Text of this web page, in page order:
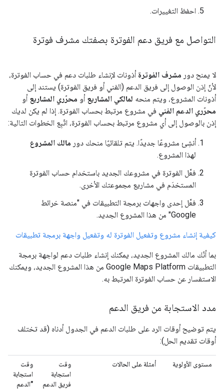
احفظ التغييرات.
التواصل مع فريق دعم الفوترة بصفتك مشرف فوترة
لا يمنح دور مشرف الفوترة أذونات لإنشاء طلبات دعم في حساب الفوترة،
لأنّ إذن الوصول إلى فريق الدعم (الفني أو فريق الفوترة) يستند إلى
أذونات المشروع، ويتم منحه لمالكي المشاريع أو محرّري المشاريع أو
محرّري الدعم الفني في مشروع مرتبط بحساب الفوترة. إذا لم يكن لديك
إذن بالوصول إلى أي مشروع مرتبط بحساب الفوترة، اتّبِع الخطوات التالية:
أنشِئ مشروعًا جديدًا. يتم تلقائيًا منحك دور مالك المشروع
لهذا المشروع.
فعِّل الفوترة في مشروعك الجديد باستخدام حساب الفوترة
المستخدَم في مشاريع مجموعتك الأخرى.
فعِّل إحدى واجهات برمجة التطبيقات في "منصة خرائط
Google" من هذا المشروع الجديد.
كيفية إنشاء مشروع وتفعيل الفوترة له وتفعيل واجهة برمجة تطبيقات
بما أنّك مالك المشروع الجديد، يمكنك إنشاء طلبات دعم لواجهة برمجة
التطبيقات Google Maps Platform من هذا المشروع الجديد، ويمكنك
الاستفسار عن حساب الفوترة المرتبط به.
مدد الاستجابة من فريق الدعم
يتم توضيح أوقات الرد على طلبات الدعم في الجدول أدناه (قد تختلف
أوقات تقديم الحل):
مستوى الأولوية أمثلة على الحالات
وقت
استجابة
فريق الدعم
وقت
استجابة
"الدعم